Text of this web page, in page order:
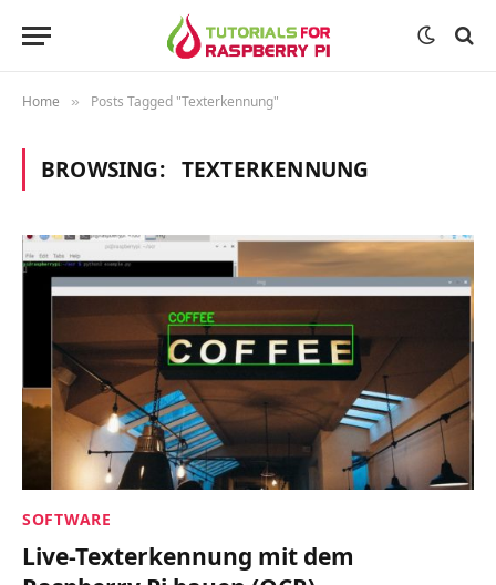
Home » Posts Tagged "Texterkennung"
BROWSING: TEXTERKENNUNG
SOFTWARE
Live-Texterkennung mit dem